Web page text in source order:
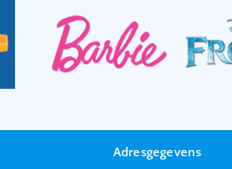
Adresgegevens